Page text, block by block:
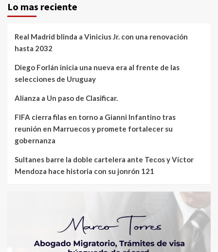
Lo mas reciente
Real Madrid blinda a Vinicius Jr. con una renovación
hasta 2032
Diego Forlán inicia una nueva era al frente de las
selecciones de Uruguay
Alianza a Un paso de Clasificar.
FIFA cierra filas en torno a Gianni Infantino tras
reunión en Marruecos y promete fortalecer su
gobernanza
Sultanes barre la doble cartelera ante Tecos y Víctor
Mendoza hace historia con su jonrón 121